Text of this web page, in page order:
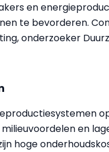
en
te bevorderen.
onderzoeker
en
hoge